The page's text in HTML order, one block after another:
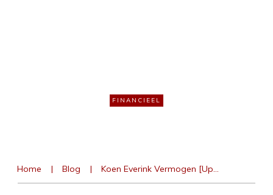
FINANCIEEL
Home | Blog | Koen Everink Vermogen [Update 2026]